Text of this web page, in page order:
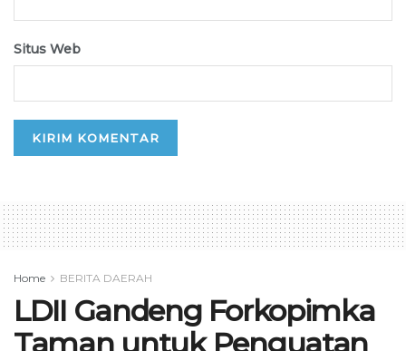
Situs Web
Home BERITA DAERAH
LDII Gandeng Forkopimka
Taman untuk Penguatan